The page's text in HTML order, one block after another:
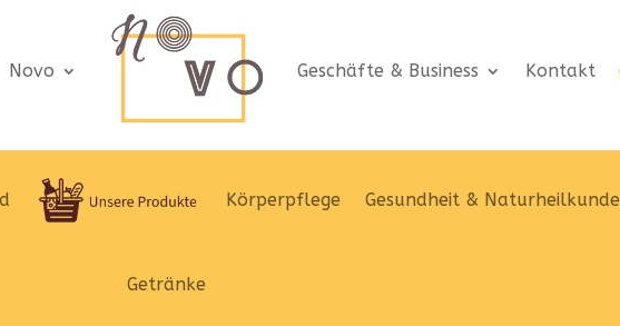
Novo Geschäfte & Business Kontakt
Körperpflege Gesundheit & Naturheilkunde
Getränke